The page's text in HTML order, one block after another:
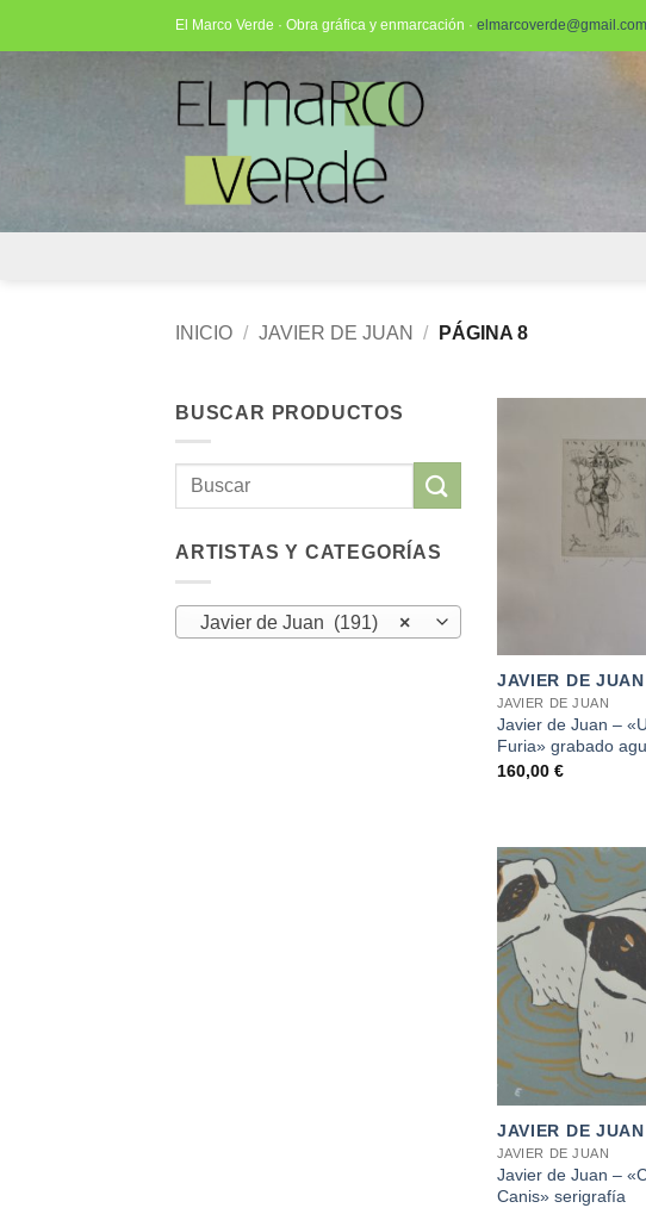
El Marco Verde · Obra gráfica y enmarcación · elmarcoverde@gmail.com
INICIO / JAVIER DE JUAN / PÁGINA 8
BUSCAR PRODUCTOS
Buscar
ARTISTAS Y CATEGORÍAS
×
Javier de Juan (191)
JAVIER DE JUAN
JAVIER DE JUAN
Javier de Juan –
Furia» grabado
160,00 €
JAVIER DE JUAN
JAVIER DE JUAN
Javier de Juan –
Canis» serigrafía